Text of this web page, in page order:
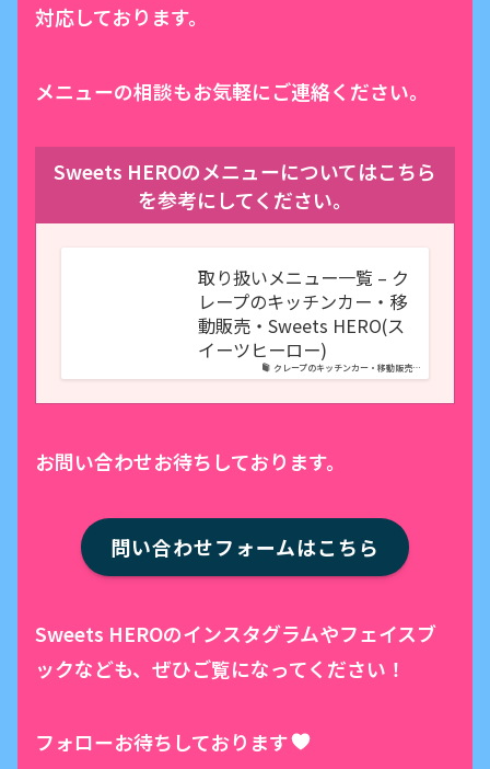
対応しております。
メニューの相談もお気軽にご連絡ください。
Sweets HEROのメニューについてはこちら
を参考にしてください。
クレープのキッチンカー・移動販売…
取り扱いメニュー一覧 – ク
レープのキッチンカー・移
動販売・Sweets HERO(ス
イーツヒーロー)
お問い合わせお待ちしております。
問い合わせフォームはこちら
Sweets HEROのインスタグラムやフェイスブ
ックなども、ぜひご覧になってください！
フォローお待ちしております